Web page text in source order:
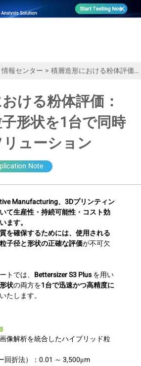
情報センター > 積層造形における粉体評価： 粒子径・粒子形状を1台で同時解析するソリューション
ける粉体評価：
形状を1台で同時
ューション
Note
Manufacturing、3Dプリンティン
て生産性・持続可能性・コスト効
ます。
を確保するためには、使用される
子径と形状の正確な評価が不可欠
トでは、 Bettersizer S3 Plusを用い
状の両方を1台で迅速かつ高精度に
たします。
像解析を統合したハイブリッド粒
回折法）：0.01 ～ 3,500μm